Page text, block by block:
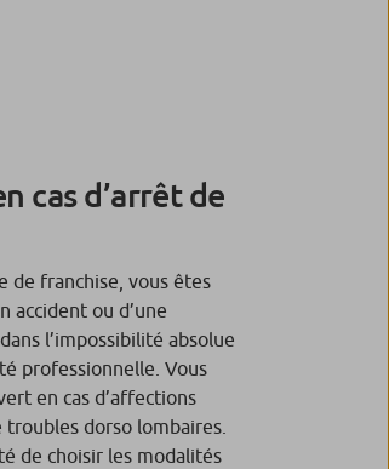
cas d’arrêt de
de franchise, vous êtes
accident ou d’une
l’impossibilité absolue
professionnelle. Vous
en cas d’affections
dorso lombaires.
de choisir les modalités